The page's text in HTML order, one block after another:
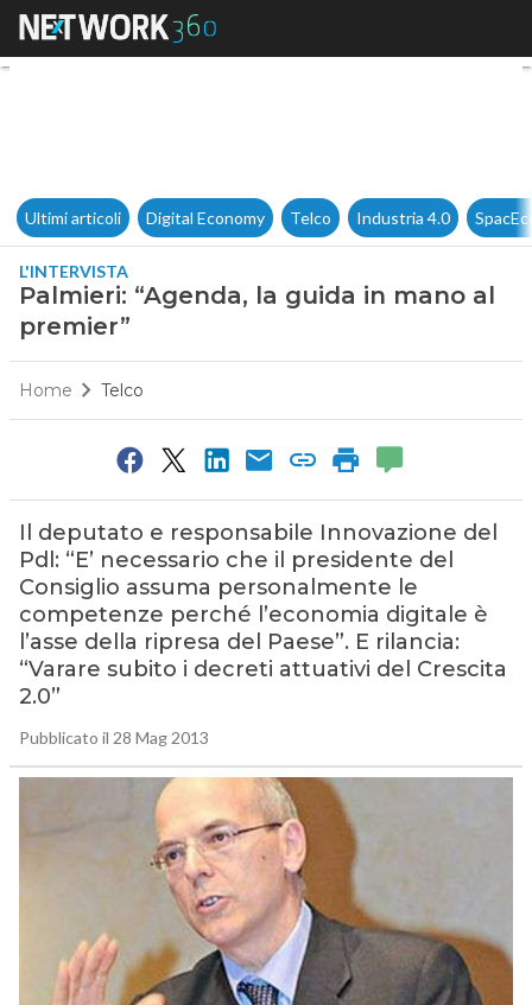
Palmieri: “Agenda, la guida
Ultimi articoli Digital Economy Telco Industria 4.0
L'INTERVISTA
Palmieri: “Agenda, la guida in mano al
premier”
Home Telco
Il deputato e responsabile Innovazione del
Pdl: “E’ necessario che il presidente del
Consiglio assuma personalmente le
competenze perché l’economia digitale è
l’asse della ripresa del Paese”. E rilancia:
“Varare subito i decreti attuativi del Crescita
2.0”
Pubblicato il 28 Mag 2013